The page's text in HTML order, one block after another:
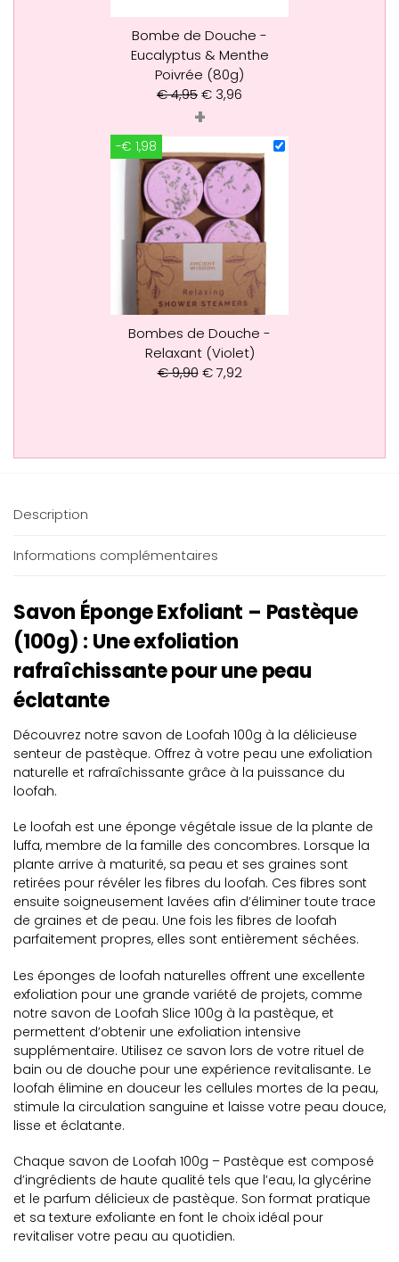
Bombe de Douche -
Eucalyptus & Menthe
Poivrée (80g)
€4,95€ 3,96
+
-€ 1,98
Bombes de Douche -
Relaxant (Violet)
€9,90 €7,92
Description
Informations complémentaires
Savon Éponge Exfoliant – Pastèque
(100g) : Une exfoliation
rafraîchissante pour une peau
éclatante
Découvrez notre savon de Loofah 100g à la délicieuse
senteur de pastèque. Offrez à votre peau une exfoliation
naturelle et rafraîchissante grâce à la puissance du
loofah.
Le loofah est une éponge végétale issue de la plante de
luffa, membre de la famille des concombres. Lorsque la
plante arrive à maturité, sa peau et ses graines sont
retirées pour révéler les fibres du loofah. Ces fibres sont
ensuite soigneusement lavées afin d’éliminer toute trace
de graines et de peau. Une fois les fibres de loofah
parfaitement propres, elles sont entièrement séchées.
Les éponges de loofah naturelles offrent une excellente
exfoliation pour une grande variété de projets, comme
notre savon de Loofah Slice 100g à la pastèque, et
permettent d’obtenir une exfoliation intensive
supplémentaire. Utilisez ce savon lors de votre rituel de
bain ou de douche pour une expérience revitalisante. Le
loofah élimine en douceur les cellules mortes de la peau,
stimule la circulation sanguine et laisse votre peau douce,
lisse et éclatante.
Chaque savon de Loofah 100g – Pastèque est composé
d’ingrédients de haute qualité tels que l’eau, la glycérine
et le parfum délicieux de pastèque. Son format pratique
et sa texture exfoliante en font le choix idéal pour
revitaliser votre peau au quotidien.